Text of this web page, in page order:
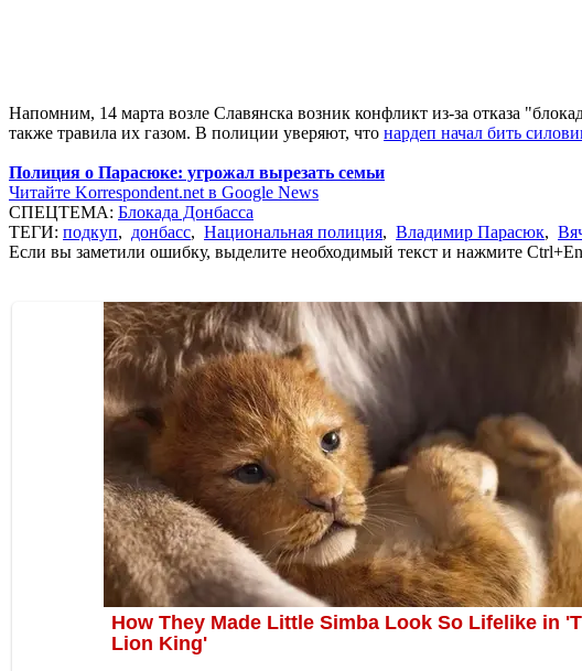
Напомним, 14 марта возле Славянска возник конфликт из-за отказа
также травила их газом. В полиции уверяют, что нардеп начал бить
Полиция о Парасюке: угрожал вырезать семьи
Читайте Korrespondent.net в Google News
СПЕЦТЕМА: Блокада Донбасса
ТЕГИ: подкуп, донбасс, Национальная полиция, Владимир Парасюк,
Если вы заметили ошибку, выделите необходимый текст и нажмите